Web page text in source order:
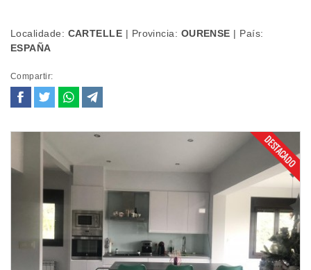
Localidade: CARTELLE | Provincia: OURENSE | País:
ESPAÑA
Compartir: